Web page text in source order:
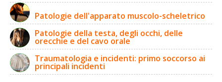
Patologie dell'apparato muscolo-scheletrico
Patologie della testa, degli occhi, delle
orecchie e del cavo orale
Traumatologia e incidenti: primo soccorso ai
principali incidenti